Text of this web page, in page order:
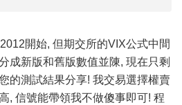
開始, 但期交所的VIX公式中間
成新版和舊版數值並陳, 現在只剩
的測試結果分享! 我交易選擇權賣
, 信號能帶領我不做傻事即可! 程